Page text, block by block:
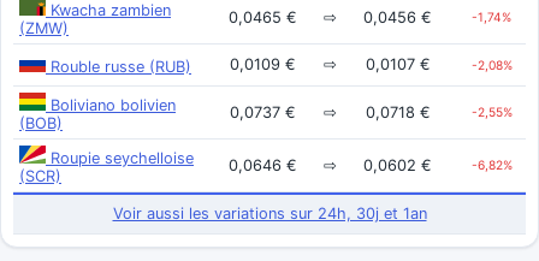
Kwacha zambien
(ZMW)
0,0465 € ⇨ 0,0456 € -1,74%
Rouble russe (RUB) 0,0109 € ⇨ 0,0107 € -2,08%
Boliviano bolivien
(BOB)
0,0737 € ⇨ 0,0718 € -2,55%
Roupie seychelloise
(SCR)
0,0646 € ⇨ 0,0602 € -6,82%
Voir aussi les variations sur 24h, 30j et 1an